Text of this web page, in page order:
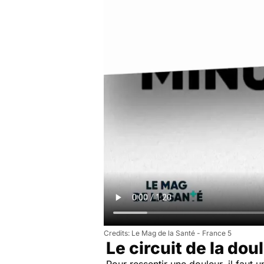
Le Mag de la Santé - France 5
Le circuit de la